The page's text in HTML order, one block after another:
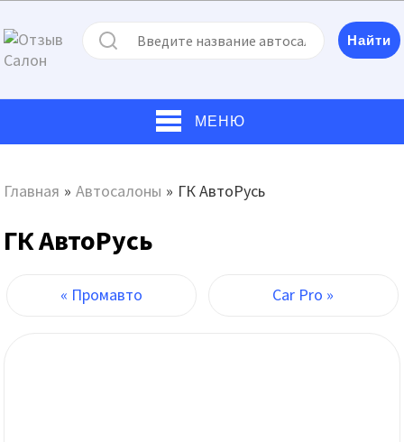
МЕНЮ
Главная » Автосалоны » ГК АвтоРусь
ГК АвтоРусь
« Промавто Car Pro »